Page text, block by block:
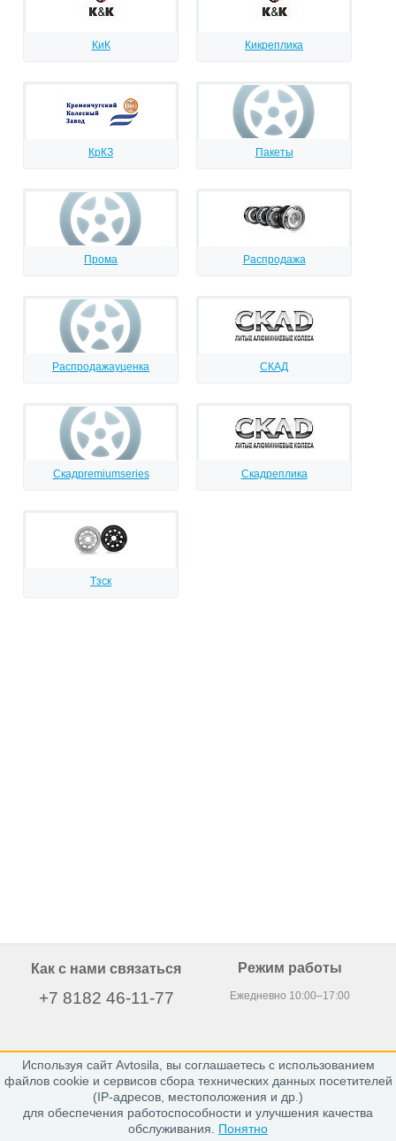
Используя сайт Avtosila, вы соглашаетесь с использованием
файлов cookie и сервисов сбора технических данных посетителей
(IP-адресов, местоположения и др.)
для обеспечения работоспособности и улучшения качества
обслуживания. Понятно
КиК Кикреплика
КрКЗ Пакеты
Прома Распродажа
Распродажауценка СКАД
Скадpremiumseries Скадреплика
Тзск
Как с нами связаться
+7 8182 46-11-77
163020, г. Архангельск,
пр. Никольский 15, офис 212
Режим работы
Ежедневно 10:00–17:00
Каталог